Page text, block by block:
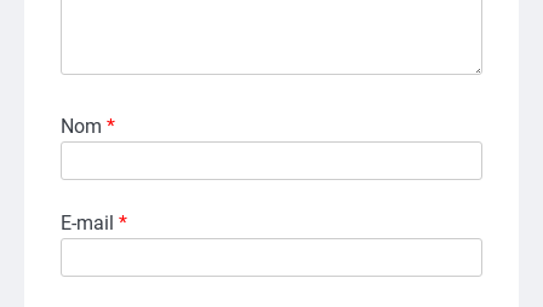
Nom *
E-mail *